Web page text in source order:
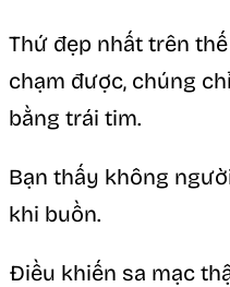
Thứ đẹp nhất trên
chạm được, chúng
bằng trái tim.
Bạn thấy không
khi buồn.
Điều khiến sa mạc